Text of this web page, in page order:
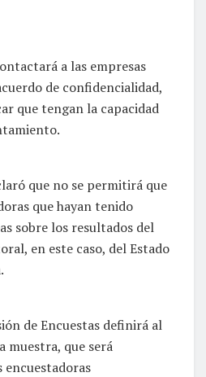
a las empresas
de confidencialidad,
que tengan la capacidad
que no se permitirá que
que hayan tenido
sobre los resultados del
en este caso, del Estado
de Encuestas definirá al
muestra, que será
encuestadoras